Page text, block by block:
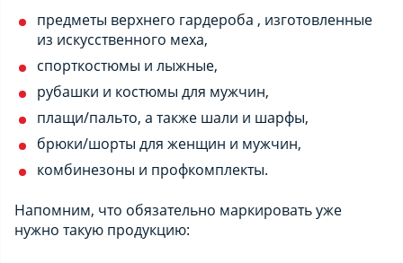
предметы верхнего гардероба , изготовленные
из искусственного меха,
спорткостюмы и лыжные,
рубашки и костюмы для мужчин,
плащи/пальто, а также шали и шарфы,
брюки/шорты для женщин и мужчин,
комбинезоны и профкомплекты.
Напомним, что обязательно маркировать уже
нужно такую продукцию: